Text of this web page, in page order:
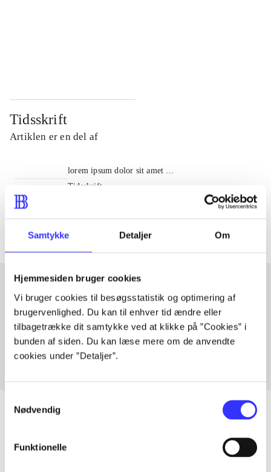
Samtykke Detaljer Om
Hjemmesiden bruger cookies
Vi bruger cookies til besøgsstatistik og optimering af
brugervenlighed. Du kan til enhver tid ændre eller
tilbagetrække dit samtykke ved at klikke på ”Cookies” i
bunden af siden. Du kan læse mere om de anvendte
cookies under ”Detaljer”.
Nødvendig
Funktionelle
Tidsskrift
Artiklen er en del af
lorem ipsum dolor sit amet ...
Tidsskrift
Artiklerne i
Artikler med samme emner
Fra
Artikler